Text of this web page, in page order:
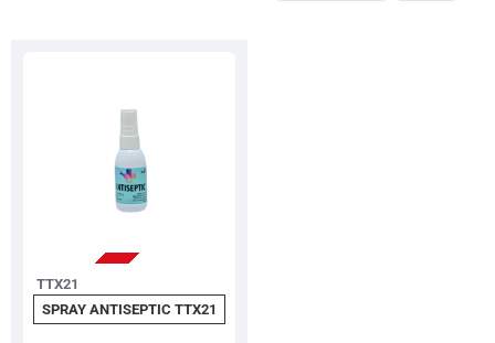
STOC EPUIZAT
TTX21
SPRAY ANTISEPTIC TTX21